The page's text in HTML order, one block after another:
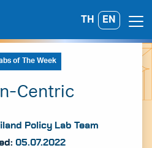
TH EN
of The Week
Centric
Policy Lab Team
05.07.2022